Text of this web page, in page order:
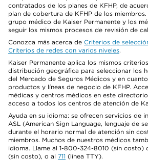
contratados de los planes de KFHP, de
plan de cobertura de KFHP de los
grupo médico de Kaiser Permanente y los
seguir los mismos procesos de revisión de
Conozca más acerca de Criterios de
Criterios de redes con varios niveles.
Kaiser Permanente aplica los mismos
distribución geográfica para seleccionar los
del Mercado de Seguros Médicos y en
productos y líneas de negocio de KFHP.
médicas y centros médicos en este
acceso a todos los centros de atención de
Ayuda en su idioma: se ofrecen servicios de
ASL (American Sign Language, lenguaje de
durante el horario normal de atención sin
miembros. Muchos de nuestros médicos
idioma. Llame al 1-800-324-8010 (sin costo)
(sin costo), o al 711 (línea TTY).